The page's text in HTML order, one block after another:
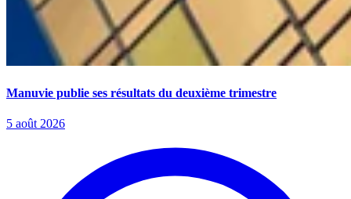
Manuvie publie ses résultats du deuxième trimestre
5 août 2026